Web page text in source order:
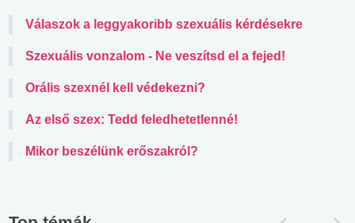
Válaszok a leggyakoribb szexuális kérdésekre
Szexuális vonzalom - Ne veszítsd el a fejed!
Orális szexnél kell védekezni?
Az első szex: Tedd feledhetetlenné!
Mikor beszélünk erőszakról?